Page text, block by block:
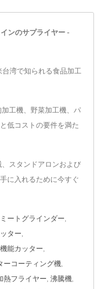
ンのサプライヤー -
湾で知られる食品加工
工機、野菜加工機、パ
低コストの要件を満た
スタンドアロンおよび
に入れるために今すぐ
ミートグラインダー
ター
能カッター
ーコーティング機
熱フライヤー 沸騰機